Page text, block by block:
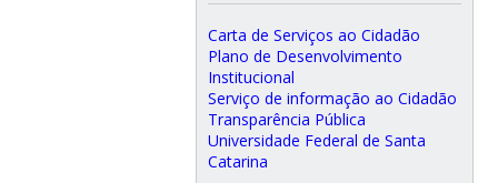
Carta de Serviços ao Cidadão
Plano de Desenvolvimento
Institucional
Serviço de informação ao Cidadão
Transparência Pública
Universidade Federal de Santa
Catarina